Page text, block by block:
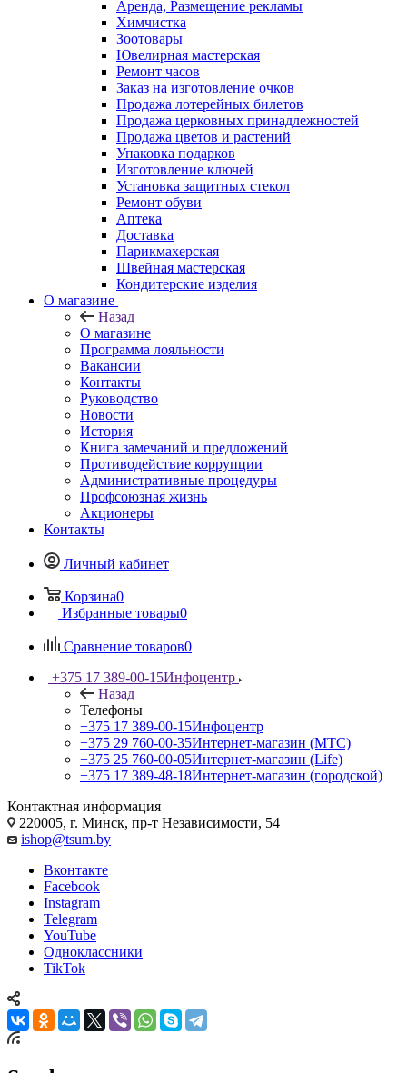
Аренда, Размещение рекламы
Химчистка
Зоотовары
Ювелирная мастерская
Ремонт часов
Заказ на изготовление очков
Продажа лотерейных билетов
Продажа церковных принадлежностей
Продажа цветов и растений
Упаковка подарков
Изготовление ключей
Установка защитных стекол
Ремонт обуви
Аптека
Доставка
Парикмахерская
Швейная мастерская
Кондитерские изделия
О магазине
Назад
О магазине
Программа лояльности
Вакансии
Контакты
Руководство
Новости
История
Книга замечаний и предложений
Противодействие коррупции
Административные процедуры
Профсоюзная жизнь
Акционеры
Контакты
Личный кабинет
Корзина0
Избранные товары0
Сравнение товаров0
+375 17 389-00-15Инфоцентр
Назад
Телефоны
+375 17 389-00-15Инфоцентр
+375 29 760-00-35Интернет-магазин (МТС)
+375 25 760-00-05Интернет-магазин (Life)
+375 17 389-48-18Интернет-магазин (городской)
Контактная информация
220005, г. Минск, пр-т Независимости, 54
ishop@tsum.by
Вконтакте
Facebook
Instagram
Telegram
YouTube
Одноклассники
TikTok